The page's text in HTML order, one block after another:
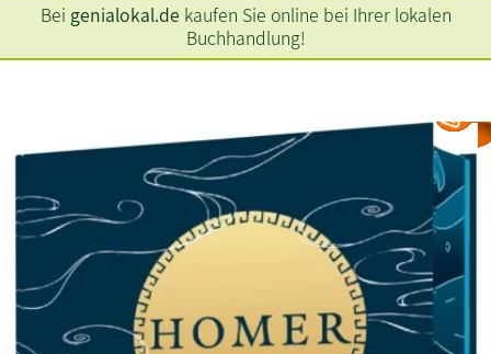
Bei genialokal.de kaufen Sie online bei Ihrer lokalen
Buchhandlung!